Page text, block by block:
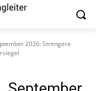
2026: Strengere